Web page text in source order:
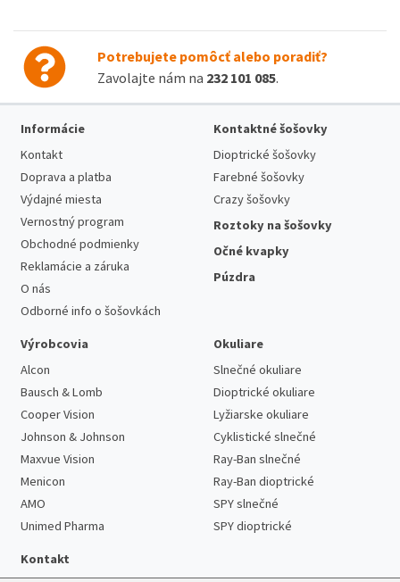
Potrebujete pomôcť alebo poradiť?
Zavolajte nám na 232 101 085.
Informácie
Kontakt
Doprava a platba
Výdajné miesta
Vernostný program
Obchodné podmienky
Reklamácie a záruka
O nás
Odborné info o šošovkách
Kontaktné šošovky
Dioptrické šošovky
Farebné šošovky
Crazy šošovky
Roztoky na šošovky
Očné kvapky
Púzdra
Výrobcovia
Alcon
Bausch & Lomb
Cooper Vision
Johnson & Johnson
Maxvue Vision
Menicon
AMO
Unimed Pharma
Okuliare
Slnečné okuliare
Dioptrické okuliare
Lyžiarske okuliare
Cyklistické slnečné
Ray-Ban slnečné
Ray-Ban dioptrické
SPY slnečné
SPY dioptrické
Kontakt